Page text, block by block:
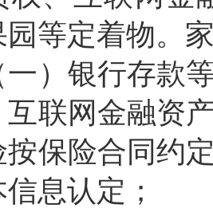
园等定着物。
） 银行存款
互联网金融资
按保险合同约
息认定；